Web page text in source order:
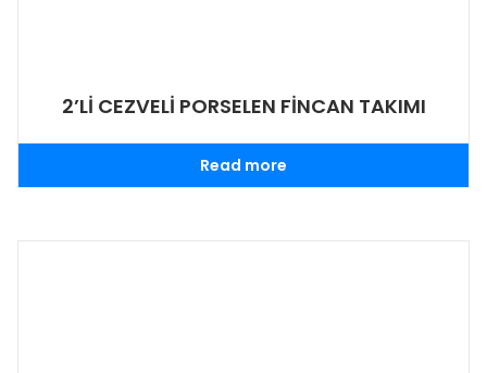
2’Lİ CEZVELİ PORSELEN FİNCAN TAKIMI
Read more